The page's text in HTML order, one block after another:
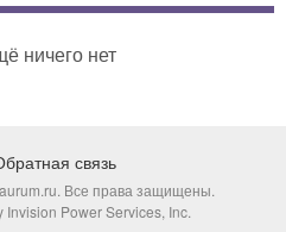
ничего нет
связь
Все права защищены.
Power Services, Inc.